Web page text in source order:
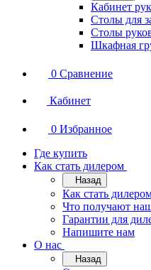
Кабинет
Столы для
Столы
Шкафная
0 Сравнение
Кабинет
0 Избранное
Где купить
Как стать дилером
Назад
Как стать
Что получают
Гарантии для
Напишите нам
О нас
Назад